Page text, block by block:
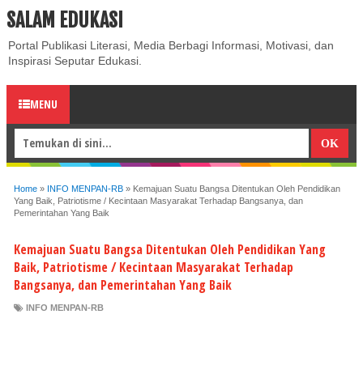
ABOUT CONTACT US
SALAM EDUKASI
Portal Publikasi Literasi, Media Berbagi Informasi, Motivasi, dan
Inspirasi Seputar Edukasi.
MENU
Home » INFO MENPAN-RB » Kemajuan Suatu Bangsa Ditentukan Oleh Pendidikan
Yang Baik, Patriotisme / Kecintaan Masyarakat Terhadap Bangsanya, dan
Pemerintahan Yang Baik
Kemajuan Suatu Bangsa Ditentukan Oleh Pendidikan Yang
Baik, Patriotisme / Kecintaan Masyarakat Terhadap
Bangsanya, dan Pemerintahan Yang Baik
INFO MENPAN-RB